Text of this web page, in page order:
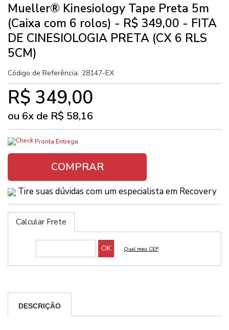
Mueller® Kinesiology Tape Preta 5m
(Caixa com 6 rolos) - R$ 349,00 - FITA
DE CINESIOLOGIA PRETA (CX 6 RLS
5CM)
Código de Referência: 28147-EX
R$ 349,00
ou 6x de R$ 58,16
Pronta Entrega
COMPRAR
Tire suas dúvidas com um especialista em Recovery
Calcular Frete
DESCRIÇÃO